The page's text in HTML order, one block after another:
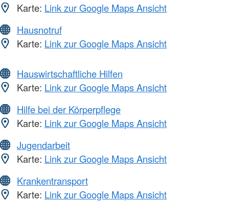
Karte: Link zur Google Maps Ansicht
Hausnotruf
Karte: Link zur Google Maps Ansicht
Hauswirtschaftliche Hilfen
Karte: Link zur Google Maps Ansicht
Hilfe bei der Körperpflege
Karte: Link zur Google Maps Ansicht
Jugendarbeit
Karte: Link zur Google Maps Ansicht
Krankentransport
Karte: Link zur Google Maps Ansicht